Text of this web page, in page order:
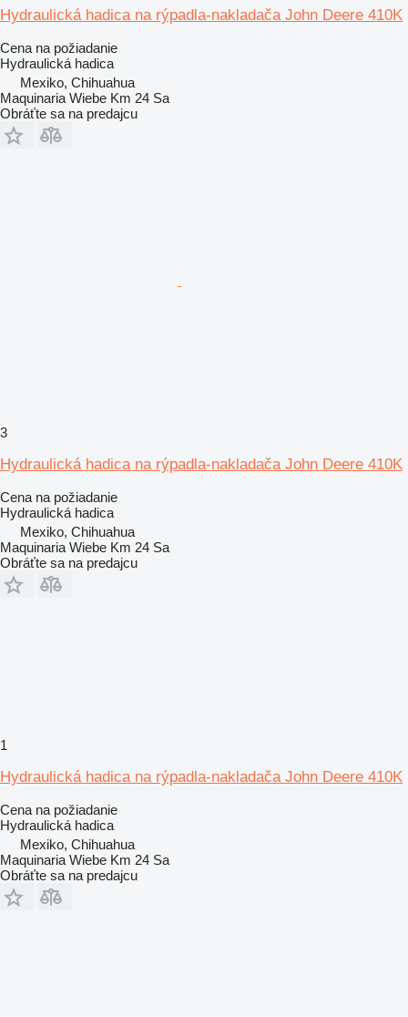
Hydraulická hadica na rýpadla-nakladača John Deere 410K
Cena na požiadanie
Hydraulická hadica
Mexiko, Chihuahua
Maquinaria Wiebe Km 24 Sa
Obráťte sa na predajcu
3
Hydraulická hadica na rýpadla-nakladača John Deere 410K
Cena na požiadanie
Hydraulická hadica
Mexiko, Chihuahua
Maquinaria Wiebe Km 24 Sa
Obráťte sa na predajcu
1
Hydraulická hadica na rýpadla-nakladača John Deere 410K
Cena na požiadanie
Hydraulická hadica
Mexiko, Chihuahua
Maquinaria Wiebe Km 24 Sa
Obráťte sa na predajcu